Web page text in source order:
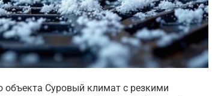
объекта Суровый климат с резкими